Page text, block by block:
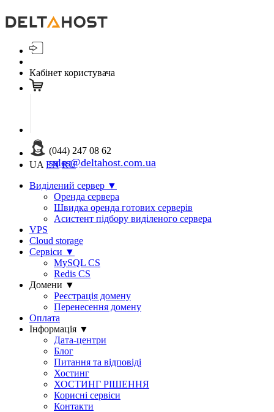
Кабінет користувача
(044) 247 08 62
sales@deltahost.com.ua
UA EN RU
Виділений сервер ▼
Оренда сервера
Швидка оренда готових серверів
Асистент підбору виділеного сервера
VPS
Cloud storage
Сервіси ▼
MySQL CS
Redis CS
Домени ▼
Реєстрація домену
Перенесення домену
Оплата
Інформація ▼
Дата-центри
Блог
Питання та відповіді
Хостинг
ХОСТИНГ РІШЕННЯ
Корисні сервіси
Контакти